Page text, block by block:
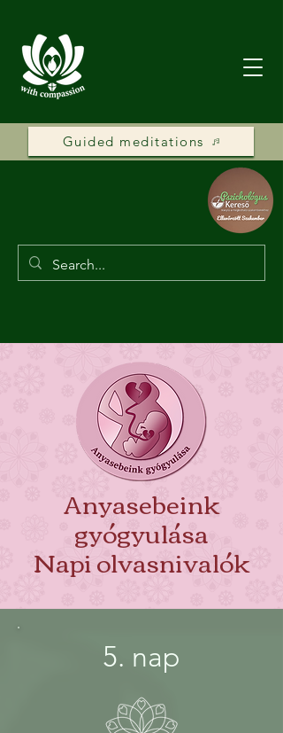
Guided meditations
Anyasebeink
gyógyulása
Napi olvasnivalók
5. nap